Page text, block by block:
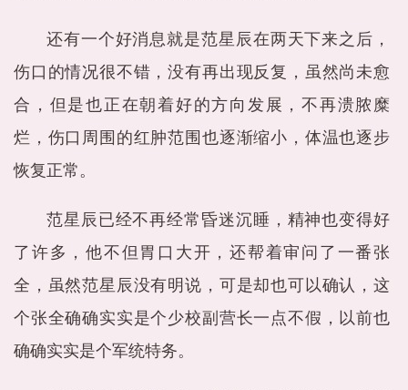
还有一个好消息就是范星辰在两天下来之后，
伤口的情况很不错，没有再出现反复，虽然尚未愈
合，但是也正在朝着好的方向发展，不再溃脓糜
烂，伤口周围的红肿范围也逐渐缩小，体温也逐步
恢复正常。
范星辰已经不再经常昏迷沉睡，精神也变得好
了许多，他不但胃口大开，还帮着审问了一番张
全，虽然范星辰没有明说，可是却也可以确认，这
个张全确确实实是个少校副营长一点不假，以前也
确确实实是个军统特务。